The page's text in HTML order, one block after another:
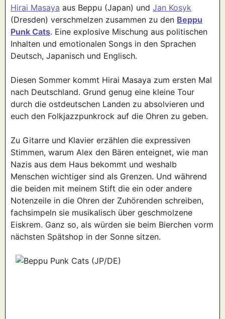
Hirai Masaya aus Beppu (Japan) und Jan Kosyk
(Dresden) verschmelzen zusammen zu den Beppu
Punk Cats. Eine explosive Mischung aus politischen
Inhalten und emotionalen Songs in den Sprachen
Deutsch, Japanisch und Englisch.
Diesen Sommer kommt Hirai Masaya zum ersten Mal
nach Deutschland. Grund genug eine kleine Tour
durch die ostdeutschen Landen zu absolvieren und
euch den Folkjazzpunkrock auf die Ohren zu geben.
Zu Gitarre und Klavier erzählen die expressiven
Stimmen, warum Alex den Bären enteignet, wie man
Nazis aus dem Haus bekommt und weshalb
Menschen wichtiger sind als Grenzen. Und während
die beiden mit meinem Stift die ein oder andere
Notenzeile in die Ohren der Zuhörenden schreiben,
fachsimpeln sie musikalisch über geschmolzene
Eiskrem. Ganz so, als würden sie beim Bierchen vorm
nächsten Spätshop in der Sonne sitzen.